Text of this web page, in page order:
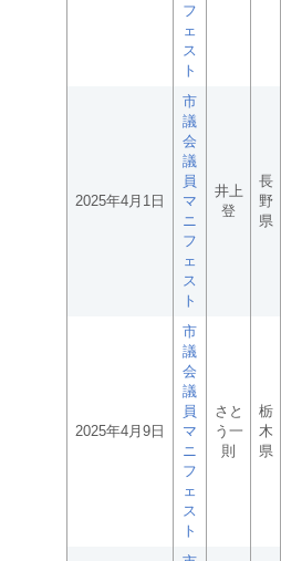
フ
ェ
ス
ト
2025年4月1日
市
議
会
議
員
マ
ニ
フ
ェ
ス
ト
井上
登
長
野
県
2025年4月9日
市
議
会
議
員
マ
ニ
フ
ェ
ス
ト
さと
う一
則
栃
木
県